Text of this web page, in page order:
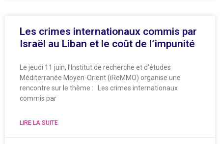
Les crimes internationaux commis par
Israël au Liban et le coût de l’impunité
Le jeudi 11 juin, l’Institut de recherche et d’études
Méditerranée Moyen-Orient (iReMMO) organise une
rencontre sur le thème : Les crimes internationaux
commis par
LIRE LA SUITE